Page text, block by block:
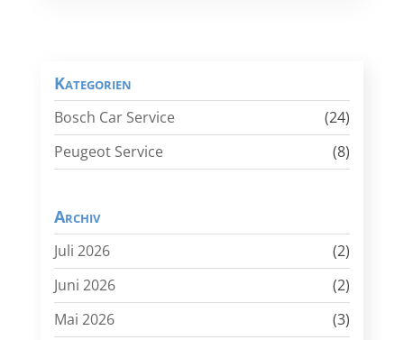
Kategorien
Bosch Car Service
(24)
Peugeot Service
(8)
Archiv
Juli 2026
(2)
Juni 2026
(2)
Mai 2026
(3)